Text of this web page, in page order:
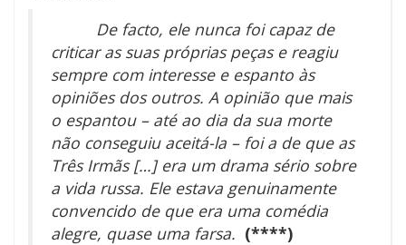
De facto, ele nunca foi capaz de
criticar as suas próprias peças e reagiu
sempre com interesse e espanto às
opiniões dos outros. A opinião que mais
o espantou – até ao dia da sua morte
não conseguiu aceitá-la – foi a de que as
Três Irmãs[…] era um drama sério sobre
a vida russa. Ele estava genuinamente
convencido de que era uma comédia
alegre, quase uma farsa. (****)